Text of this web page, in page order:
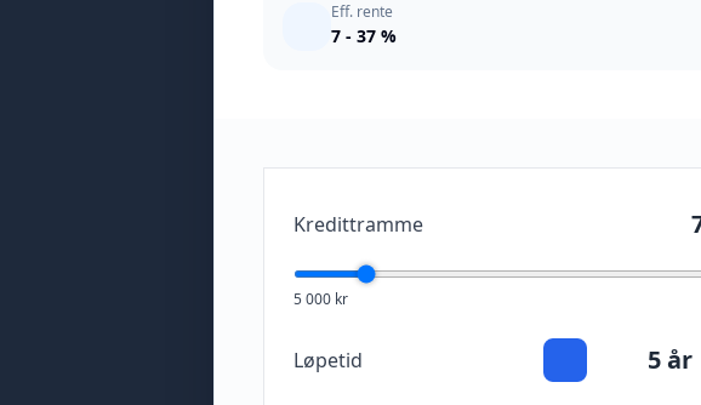
Eff. rente
7 - 37 %
Kredittramme
5 000 kr
Løpetid 5 år